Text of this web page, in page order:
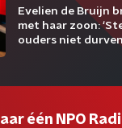
Evelien de Bruijn
met haar zoon:
ouders niet
één NPO